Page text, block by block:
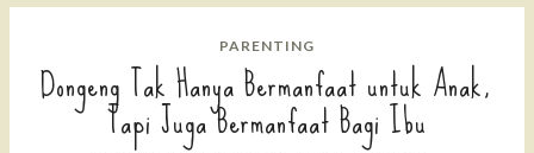
PARENTING
Dongeng Tak Hanya Bermanfaat untuk Anak,
Tapi Juga Bermanfaat Bagi Ibu